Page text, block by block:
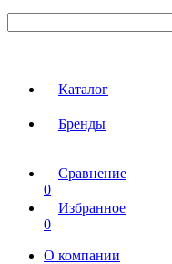
Каталог
Бренды
Сравнение
0
Избранное
0
О компании